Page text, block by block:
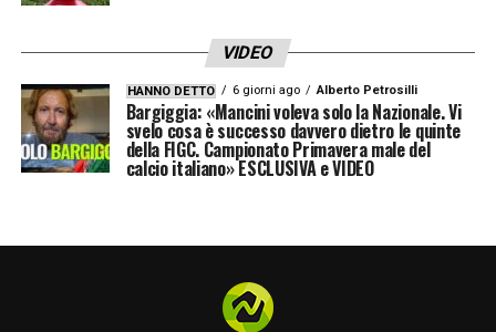
VIDEO
HANNO DETTO 6 giorni ago Alberto Petrosilli
Bargiggia: «Mancini voleva solo la Nazionale. Vi
svelo cosa è successo davvero dietro le quinte
della FIGC. Campionato Primavera male del
calcio italiano» ESCLUSIVA e VIDEO